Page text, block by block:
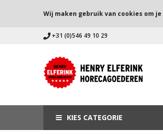
Wij maken gebruik van cookies om
+31 (0)546 49 10 29
KIES CATEGORIE